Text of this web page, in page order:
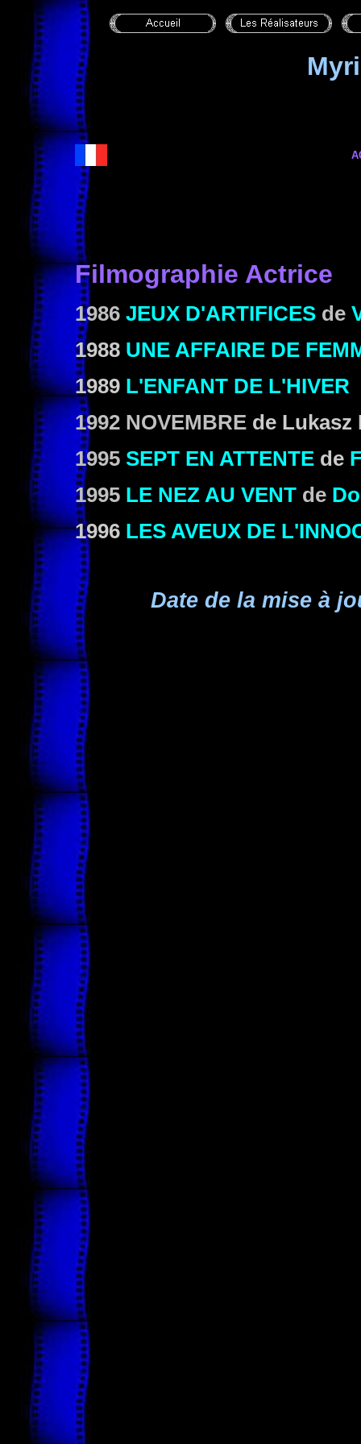
Filmographie Actrice
1986 JEUX D'ARTIFICES de
1988 UNE AFFAIRE DE
1989 L'ENFANT DE L'HIVER
1992 NOVEMBRE de Lukasz
1995 SEPT EN ATTENTE de
1995 LE NEZ AU VENT de
1996 LES AVEUX DE
Date de la mise à